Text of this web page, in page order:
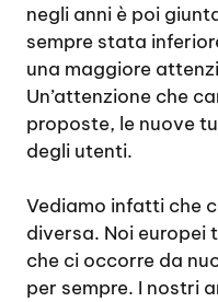
negli anni è poi
sempre stata
una maggiore
Un’attenzione che
proposte, le nuove
degli utenti.
Vediamo infatti che
diversa. Noi europei
che ci occorre da
per sempre. I nostri